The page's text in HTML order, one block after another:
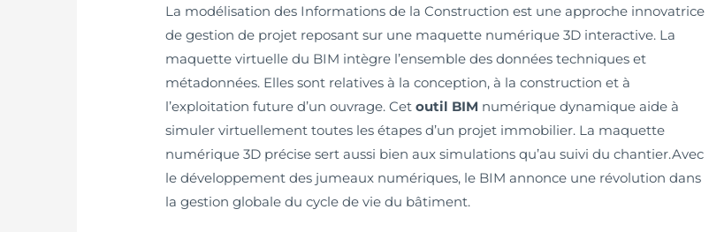
La modélisation des Informations de la Construction est une approche innovatrice
de gestion de projet reposant sur une maquette numérique 3D interactive. La
maquette virtuelle du BIM intègre l’ensemble des données techniques et
métadonnées. Elles sont relatives à la conception, à la construction et à
l’exploitation future d’un ouvrage. Cetoutil BIM numérique dynamique aide à
simuler virtuellement toutes les étapes d’un projet immobilier. La maquette
numérique 3D précise sert aussi bien aux simulations qu’au suivi du chantier.Avec
le développement des jumeaux numériques, le BIM annonce une révolution dans
la gestion globale du cycle de vie du bâtiment.